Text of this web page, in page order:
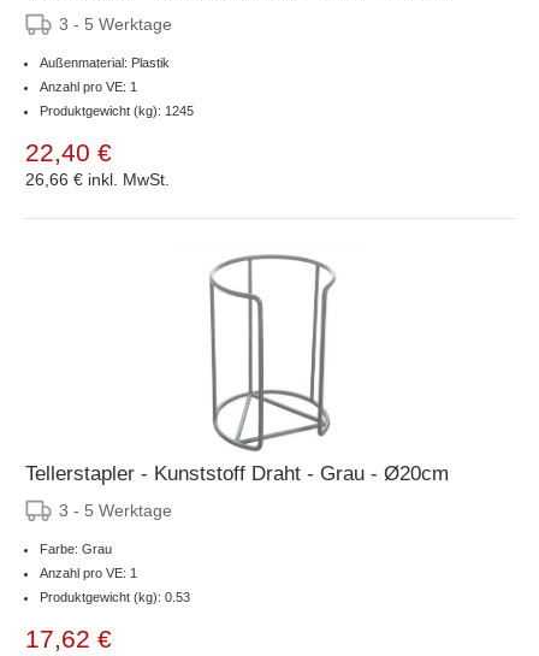
3 - 5 Werktage
Außenmaterial: Plastik
Anzahl pro VE: 1
Produktgewicht (kg): 1245
22,40 €
26,66 € inkl. MwSt.
Tellerstapler - Kunststoff Draht - Grau - Ø20cm
3 - 5 Werktage
Farbe: Grau
Anzahl pro VE: 1
Produktgewicht (kg): 0.53
17,62 €